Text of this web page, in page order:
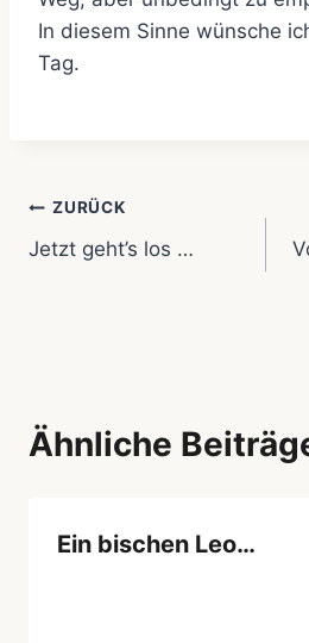
In diesem Sinne wünsche
Tag.
ZURÜCK
Jetzt geht’s los …
Ähnliche
Ein bischen Leo…